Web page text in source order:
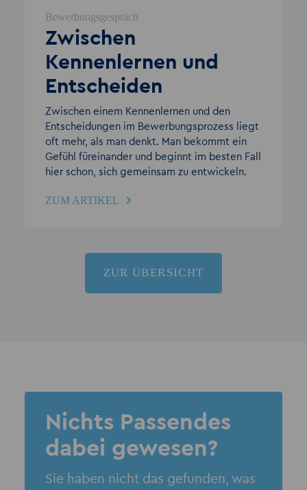
Bewerbungsgespräch
Zwischen
Kennenlernen und
Entscheiden
Zwischen einem Kennenlernen und den
Entscheidungen im Bewerbungsprozess liegt
oft mehr, als man denkt. Man bekommt ein
Gefühl füreinander und beginnt im besten Fall
hier schon, sich gemeinsam zu entwickeln.
ZUM ARTIKEL
ZUR ÜBERSICHT
Nichts Passendes
dabei gewesen?
Sie haben nicht das gefunden, was